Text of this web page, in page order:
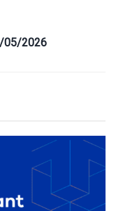
05/2026